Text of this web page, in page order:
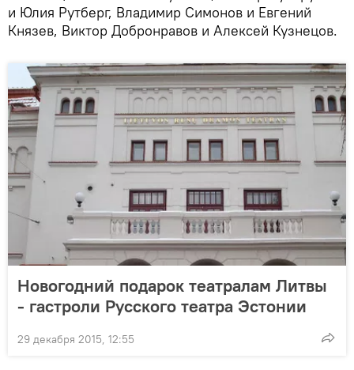
и Юлия Рутберг, Владимир Симонов и Евгений
Князев, Виктор Добронравов и Алексей Кузнецов.
Новогодний подарок театралам Литвы
- гастроли Русского театра Эстонии
29 декабря 2015, 12:55